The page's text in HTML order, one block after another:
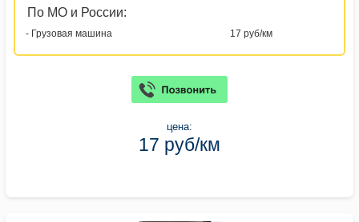
По МО и России:
- Грузовая машина 17 руб/км
цена:
17 руб/км